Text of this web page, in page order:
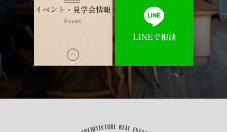
イベント・見学会情報
Event
LINEで相談